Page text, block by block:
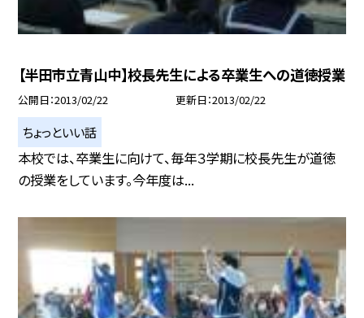
【半田市立青山中】校長先生による卒業生への道徳授業
公開日 2013/02/22 更新日 2013/02/22
ちょっといい話
本校では、卒業生に向けて、毎年３学期に校長先生が道徳
の授業をしています。今年度は...